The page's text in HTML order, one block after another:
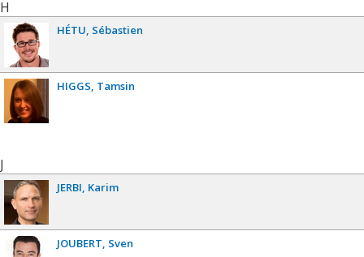
H
HÉTU Sébastien
HIGGS Tamsin
J
JERBI Karim
JOUBERT Sven